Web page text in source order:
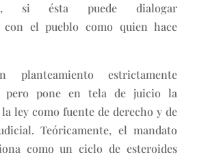
si ésta puede dialogar
con el pueblo como quien hace
estrictamente
pero pone en tela de juicio la
ley como fuente de derecho y de
Teóricamente, el mandato
como un ciclo de esteroides